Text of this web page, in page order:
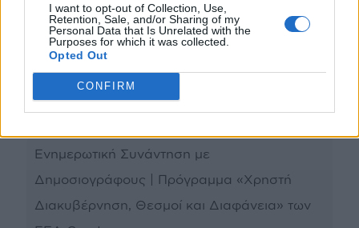
I want to opt-out of Collection, Use,
Retention, Sale, and/or Sharing of my
Personal Data that Is Unrelated with the
Purposes for which it was collected.
Opted Out
CONFIRM
2024
9 Ερωτήσεις και Απαντήσεις για τη «Χρηστή
Διακυβέρνηση, Θεσμοί, Διαφάνεια»:
Ανασκόπηση του Προγράμματος
Ενημερωτική Συνάντηση με
Δημοσιογράφους | Πρόγραμμα «Χρηστή
Διακυβέρνηση, Θεσμοί και Διαφάνεια» των